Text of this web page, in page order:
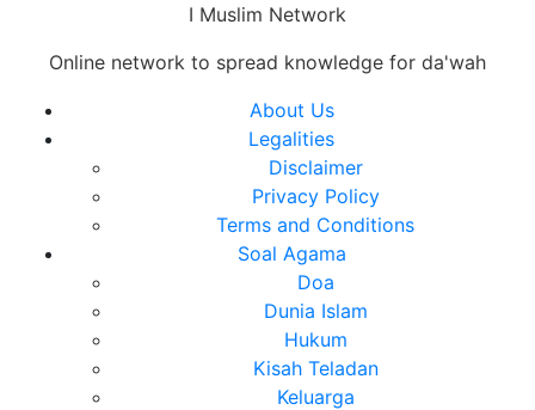
content
I Muslim Network
Online network to spread knowledge for da'wah
Close
Menu
About Us
Legalities
Disclaimer
Privacy Policy
Terms and Conditions
Soal Agama
Doa
Dunia Islam
Hukum
Kisah Teladan
Keluarga